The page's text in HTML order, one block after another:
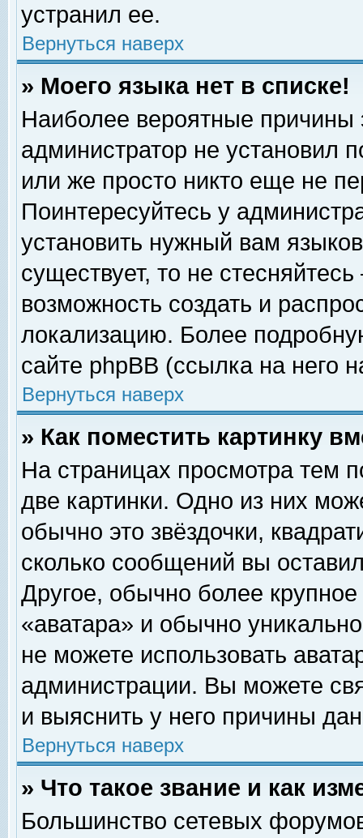
устранил ее.
Вернуться наверх
» Моего языка нет в списке!
Наиболее вероятные причины
администратор не установил
или же просто никто еще не
Поинтересуйтесь у
установить нужный вам
существует, то не
возможность создать и
локализацию. Более
сайте phpBB (ссылка на него
Вернуться наверх
» Как поместить картинку
На страницах просмотра тем
две картинки. Одно из них
обычно это звёздочки,
сколько сообщений вы
Другое, обычно более
«аватара» и обычно
не можете использовать
администрации. Вы можете
и выяснить у него причины
Вернуться наверх
» Что такое звание и как
Большинство сетевых